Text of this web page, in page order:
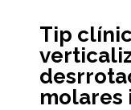
Tip
molares